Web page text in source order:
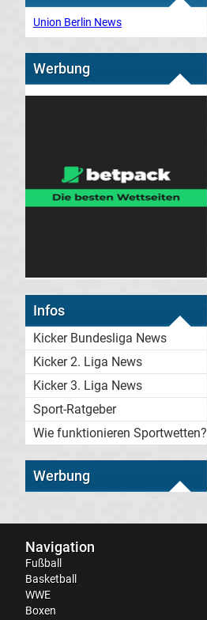
Union Berlin News
Werbung
Infos
Kicker Bundesliga News
Kicker 2. Liga News
Kicker 3. Liga News
Sport-Ratgeber
Wie funktionieren Sportwetten?
Werbung
Navigation
Fußball
Basketball
WWE
Boxen